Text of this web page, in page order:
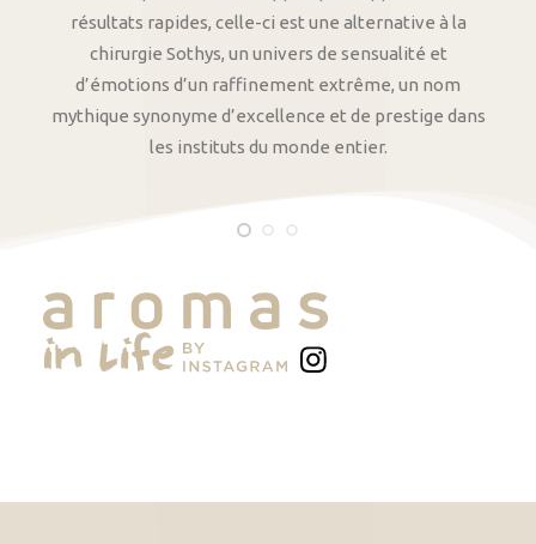
résultats rapides, celle-ci est une alternative à la
chirurgie Sothys, un univers de sensualité et
d’émotions d’un raffinement extrême, un nom
mythique synonyme d’excellence et de prestige dans
les instituts du monde entier.